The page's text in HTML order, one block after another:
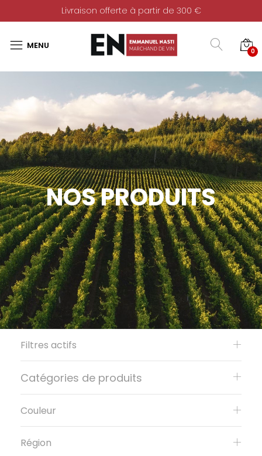
Livraison offerte à partir de 300 €
0
NOS PRODUITS
Filtres actifs
Catégories de produits
Couleur
Région